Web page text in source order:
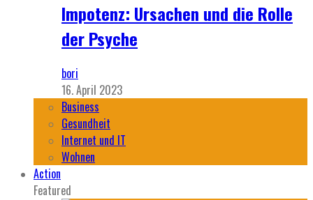
Impotenz: Ursachen und die Rolle
der Psyche
bori
16. April 2023
Business
Gesundheit
Internet und IT
Wohnen
Action
Featured